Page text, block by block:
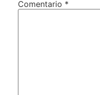
Comentario *